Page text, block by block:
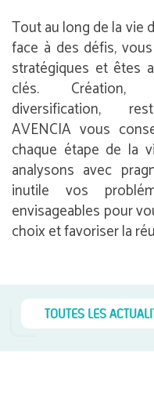
Tout au long de la vie
face à des défis,
stratégiques et êtes
clés. Création,
diversification,
AVENCIA vous
chaque étape de la
analysons avec
inutile vos
envisageables pour
choix et favoriser la
TOUTES LES